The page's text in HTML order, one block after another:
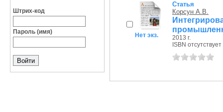
Штрих-код
Пароль (имя) Нет экз.
Статья
Корсун А.В.
2013 г.
ISBN отсутствует